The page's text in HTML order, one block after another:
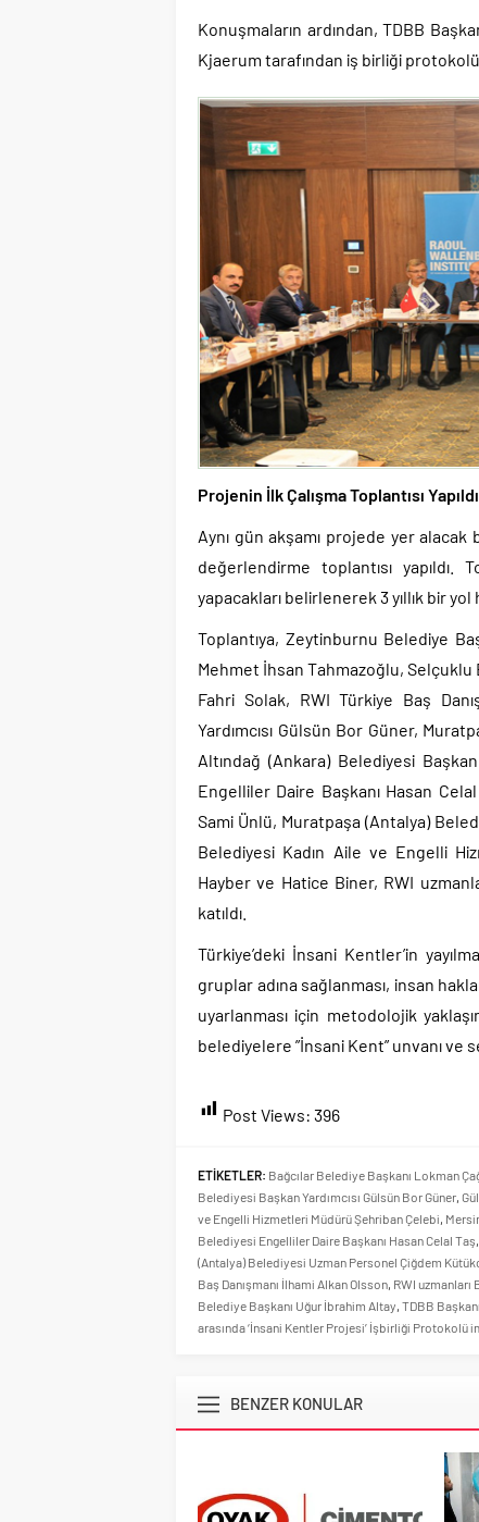
Konuşmaların ardından, TDBB
Kjaerum tarafından iş birliği protokolü
Projenin İlk Çalışma Toplantısı Yapıldı
Aynı gün akşamı projede yer
değerlendirme toplantısı
yapacakları belirlenerek 3 yıllık bir yol
Toplantıya, Zeytinburnu Belediye
Mehmet İhsan Tahmazoğlu, Selçuklu
Fahri Solak, RWI Türkiye Baş
Yardımcısı Gülsün Bor Güner,
Altındağ (Ankara) Belediyesi
Engelliler Daire Başkanı Hasan
Sami Ünlü, Muratpaşa (Antalya)
Belediyesi Kadın Aile ve Engelli
Hayber ve Hatice Biner, RWI
katıldı.
Türkiye’deki İnsani Kentler’in
gruplar adına sağlanması, insan
uyarlanması için metodolojik
belediyelere ”İnsani Kent” unvanı ve
Post Views: 396
ETİKETLER: Bağcılar Belediye Başkanı Lokman
Belediyesi Başkan Yardımcısı Gülsün Bor Güner
ve Engelli Hizmetleri Müdürü Şehriban Çelebi
Belediyesi Engelliler Daire Başkanı Hasan Celal Taş
(Antalya) Belediyesi Uzman Personel Çiğdem
Baş Danışmanı İlhami Alkan Olsson RWI uzmanları
Belediye Başkanı Uğur İbrahim Altay TDBB
arasında ‘İnsani Kentler Projesi’ İşbirliği Protokolü
BENZER KONULAR